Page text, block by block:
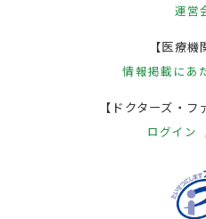
運営
【医療機
情報掲載にあ
【ドクターズ・フ
ログイン